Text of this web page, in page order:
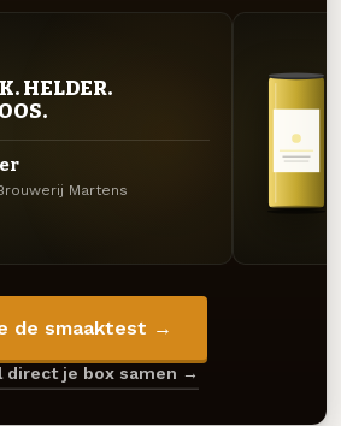
HELDER.
Martens
de smaaktest →
direct je box samen →